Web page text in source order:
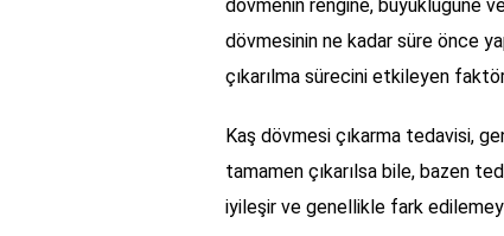
dövmenin rengine, büyüklüğüne
dövmesinin ne kadar süre önce
çıkarılma sürecini etkileyen
Kaş dövmesi çıkarma tedavisi,
tamamen çıkarılsa bile, bazen
iyileşir ve genellikle fark